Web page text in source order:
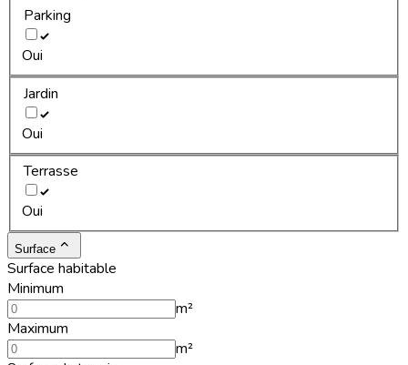
Parking
Oui
Jardin
Oui
Terrasse
Oui
Surface
Surface habitable
Minimum
m²
Maximum
m²